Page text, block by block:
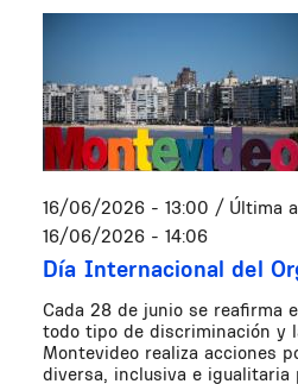
16/06/2026 - 13:00 / Última
16/06/2026 - 14:06
Día Internacional del
Cada 28 de junio se reafirma
todo tipo de discriminación y
Montevideo realiza acciones
diversa, inclusiva e igualitaria